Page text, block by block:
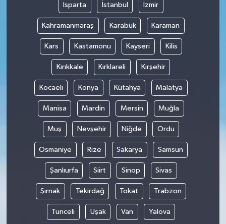
Isparta İstanbul İzmir
Kahramanmaraş Karabük Karaman
Kars Kastamonu Kayseri Kilis
Kırıkkale Kırklareli Kırşehir
Kocaeli Konya Kütahya Malatya
Manisa Mardin Mersin Muğla
Muş Nevşehir Niğde Ordu
Osmaniye Rize Sakarya Samsun
Şanlıurfa Siirt Sinop Sivas
Şırnak Tekirdağ Tokat Trabzon
Tunceli Uşak Van Yalova